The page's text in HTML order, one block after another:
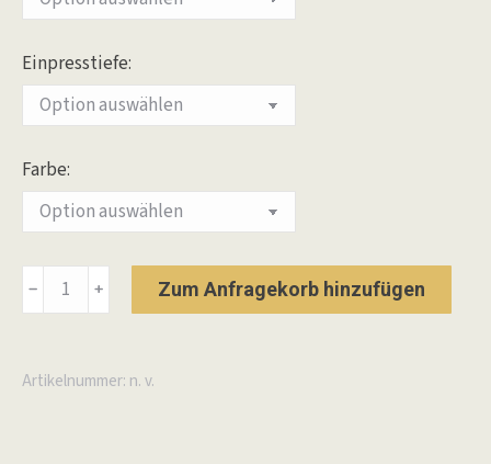
Einpresstiefe:
Farbe:
Alurad
Klassik_B
Matt
﹣ ﹢ Zum Anfragekorb hinzufügen
Artikelnummer: n. v.